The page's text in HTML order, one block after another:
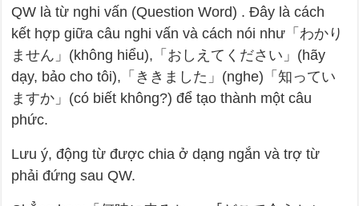
QW là từ nghi vấn (Question Word) . Đây là cách
kết hợp giữa câu nghi vấn và cách nói như「わかり
ません」(không hiểu),「おしえてください」(hãy
dạy, bảo cho tôi),「ききました」(nghe)「知ってい
ますか」(có biết không?) để tạo thành một câu
phức.
Lưu ý, động từ được chia ở dạng ngắn và trợ từ
phải đứng sau QW.